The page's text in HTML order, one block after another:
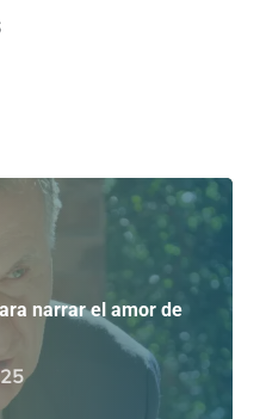
narrar el amor de